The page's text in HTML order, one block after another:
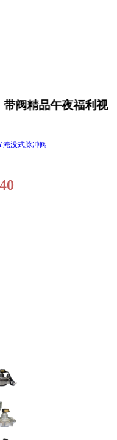
阀精品午夜福利视频
淹没式脉冲阀